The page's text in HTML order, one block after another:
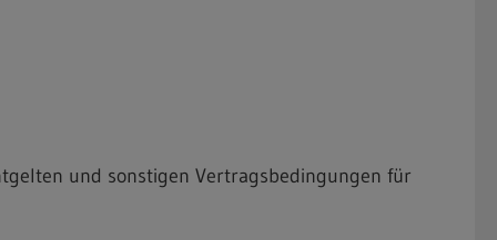
und sonstigen Vertragsbedingungen für